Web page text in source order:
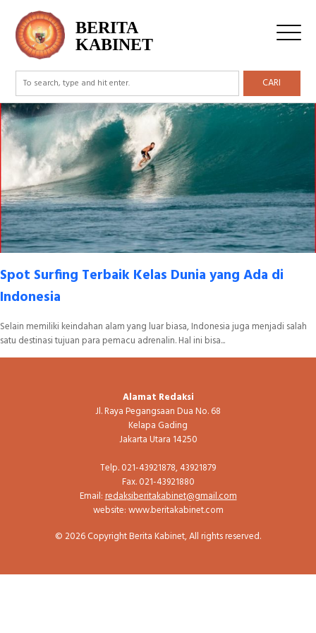
BERITA
KABINET
CARI
Tag Archive: Sorake Beach
Spot Surfing Terbaik Kelas Dunia yang Ada di
Indonesia
Selain memiliki keindahan alam yang luar biasa, Indonesia juga menjadi salah
satu destinasi tujuan para pemacu adrenalin. Hal ini bisa...
Alamat Redaksi
Jl. Raya Pegangsaan Dua No. 68
Kelapa Gading
Jakarta Utara 14250
Telp. 021-43921878, 43921879
Fax. 021-43921880
Email:redaksiberitakabinet@gmail.com
website: www.beritakabinet.com
© 2026 Copyright Berita Kabinet, All rights reserved.